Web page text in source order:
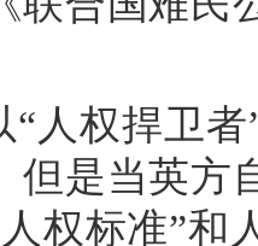
“人权捍卫
但是当英方
权标准”和